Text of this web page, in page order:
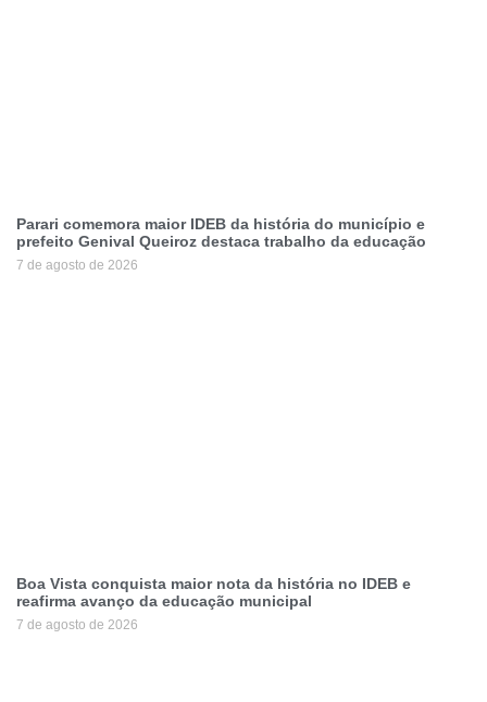
Parari comemora maior IDEB da história do município e
prefeito Genival Queiroz destaca trabalho da educação
7 de agosto de 2026
Boa Vista conquista maior nota da história no IDEB e
reafirma avanço da educação municipal
7 de agosto de 2026